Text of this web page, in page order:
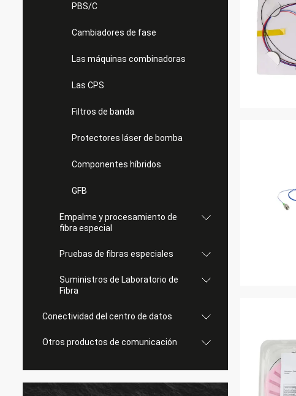
PBS/C
Cambiadores de fase
Las máquinas combinadoras
Las CPS
Filtros de banda
Protectores láser de bomba
Componentes híbridos
GFB
Empalme y procesamiento de
fibra especial
Pruebas de fibras especiales
Suministros de Laboratorio de
Fibra
Conectividad del centro de datos
Otros productos de comunicación